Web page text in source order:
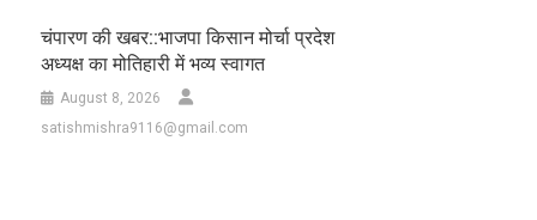
चंपारण की खबर::भाजपा किसान मोर्चा प्रदेश
अध्यक्ष का मोतिहारी में भव्य स्वागत
August 8, 2026
satishmishra9116@gmail.com